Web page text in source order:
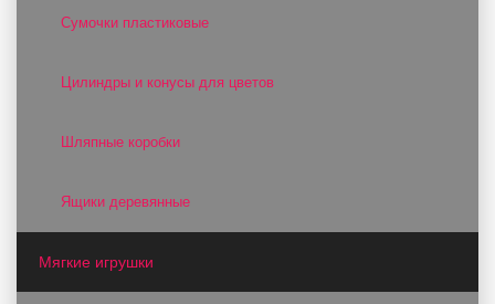
Сумочки пластиковые
Цилиндры и конусы для цветов
Шляпные коробки
Ящики деревянные
Мягкие игрушки